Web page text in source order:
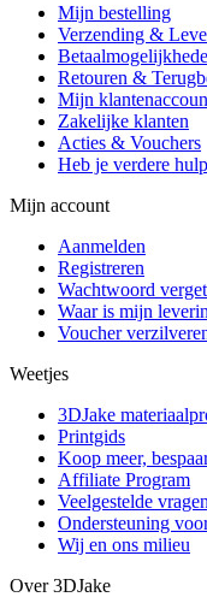
Mijn bestelling
Verzending &
Retouren &
Mijn
Zakelijke klanten
Acties & Vouchers
Heb je verdere
Mijn account
Aanmelden
Registreren
Wachtwoord
Waar is mijn
Voucher
Weetjes
3DJake
Printgids
Koop meer,
Affiliate Program
Veelgestelde
Ondersteuning
Wij en ons milieu
Over 3DJake